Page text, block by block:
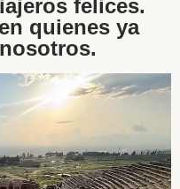
felices.
quienes ya